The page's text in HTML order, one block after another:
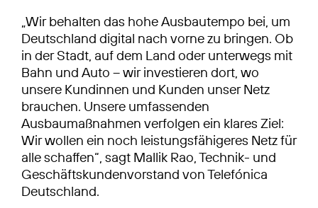
„Wir behalten das hohe Ausbautempo bei, um
Deutschland digital nach vorne zu bringen. Ob
in der Stadt, auf dem Land oder unterwegs mit
Bahn und Auto – wir investieren dort, wo
unsere Kundinnen und Kunden unser Netz
brauchen. Unsere umfassenden
Ausbaumaßnahmen verfolgen ein klares Ziel:
Wir wollen ein noch leistungsfähigeres Netz für
alle schaffen“, sagt Mallik Rao, Technik- und
Geschäftskundenvorstand von Telefónica
Deutschland.